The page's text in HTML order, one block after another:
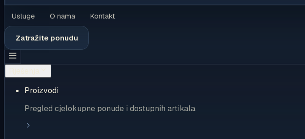
Usluge O nama Kontakt
Zatražite ponudu
Proizvodi
Pregled cjelokupne ponude i dostupnih artikala.